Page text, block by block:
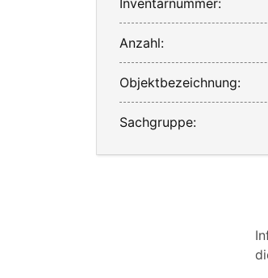
Anzahl:
Objektbezeichnung:
Sachgruppe: